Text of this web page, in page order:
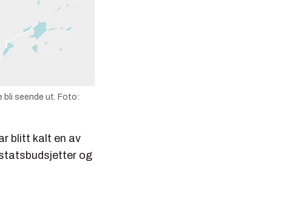
bli seende ut. Foto:
blitt kalt en av
og